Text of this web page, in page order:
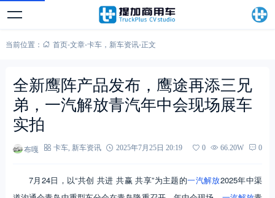
当前位置： 首页-文章-卡车， 新车资讯-正文
全新鹰阵产品发布，鹰途再添三兄
弟，一汽解放青汽年中会现场展车
实拍
布嘎 卡车, 新车资讯 2025年7月25日 20:19 0 66.20W 0
7月24日，以“共创 共进 共赢 共享”为主题的一汽解放2025年中渠